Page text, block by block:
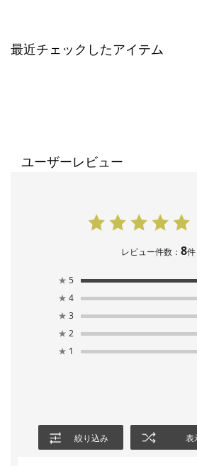
最近チェックしたアイテム
ユーザーレビュー
レビュー件数：8件
★ 5
★ 4
★ 3
★ 2
★ 1
絞り込み 表